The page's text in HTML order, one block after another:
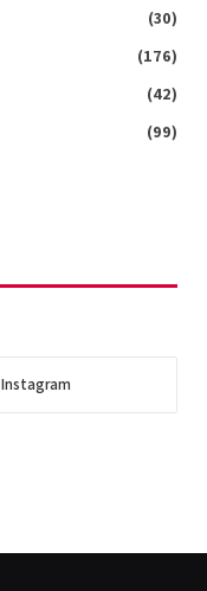
(30)
(176)
(42)
(99)
Instagram